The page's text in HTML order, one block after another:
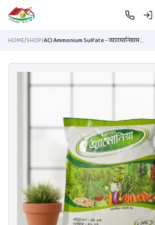
Skip to main content
HOME/SHOP/ ACI Ammonium Sulfate - অ্যামোনিয়াম সালফেট সার